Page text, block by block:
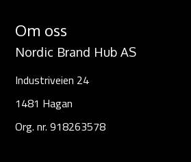
Om oss
Nordic Brand Hub AS
Industriveien 24
1481 Hagan
Org. nr. 918263578